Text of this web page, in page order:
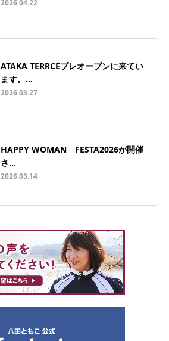
2026.04.22
ATAKA TERRCEプレオープンに来てい
ます。…
2026.03.27
HAPPY WOMAN FESTA2026が開催
さ…
2026.03.14